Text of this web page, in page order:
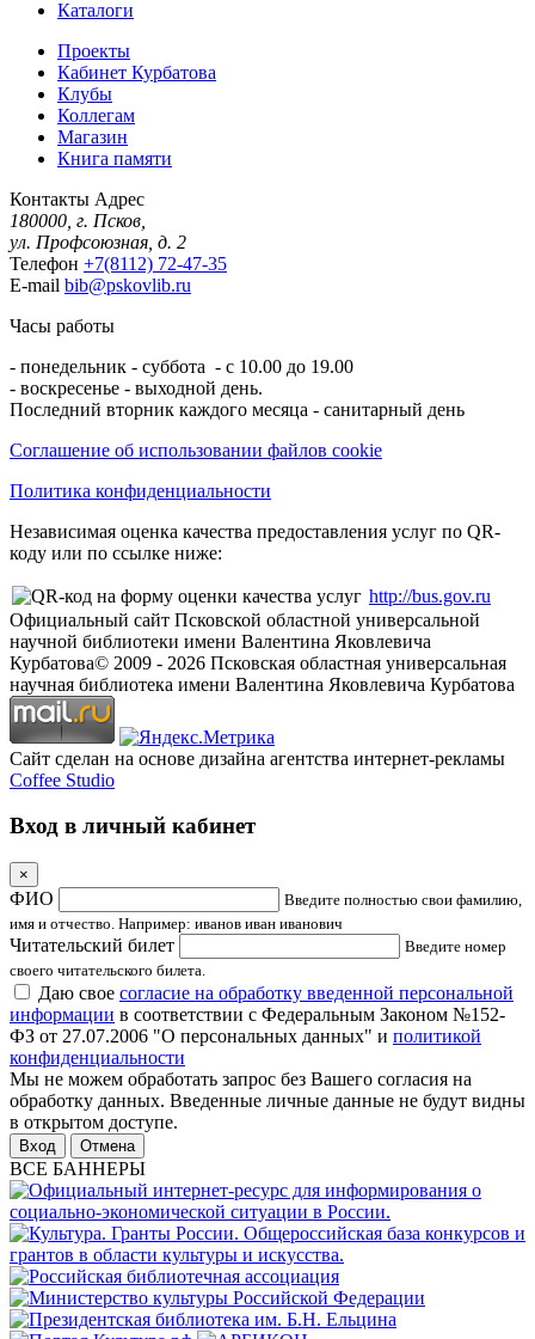
Каталоги
Проекты
Кабинет Курбатова
Клубы
Коллегам
Магазин
Книга памяти
Контакты Адрес
180000, г. Псков,
ул. Профсоюзная, д. 2
Телефон +7(8112) 72-47-35
E-mail bib@pskovlib.ru
Часы работы
- понедельник - суббота - с 10.00 до 19.00
- воскресенье - выходной день.
Последний вторник каждого месяца - санитарный день
Соглашение об использовании файлов cookie
Политика конфиденциальности
Независимая оценка качества предоставления услуг по QR-
коду или по ссылке ниже:
http://bus.gov.ru
Официальный сайт Псковской областной универсальной
научной библиотеки имени Валентина Яковлевича
Курбатова© 2009 - 2026 Псковская областная универсальная
научная библиотека имени Валентина Яковлевича Курбатова
Сайт сделан на основе дизайна агентства интернет-рекламы
Coffee Studio
Вход в личный кабинет
×
ФИО
Введите полностью свои фамилию,
имя и отчество. Например: иванов иван иванович
Читательский билет
Введите номер
своего читательского билета.
Даю свое согласие на обработку введенной персональной
информации в соответствии с Федеральным Законом №152-
ФЗ от 27.07.2006 "О персональных данных" и политикой
конфиденциальности
Мы не можем обработать запрос без Вашего согласия на
обработку данных. Введенные личные данные не будут видны
в открытом доступе.
Отмена
ВСЕ БАННЕРЫ